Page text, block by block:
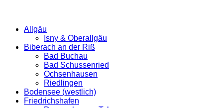
Allgäu
Isny & Oberallgäu
Biberach an der Riß
Bad Buchau
Bad Schussenried
Ochsenhausen
Riedlingen
Bodensee (westlich)
Friedrichshafen